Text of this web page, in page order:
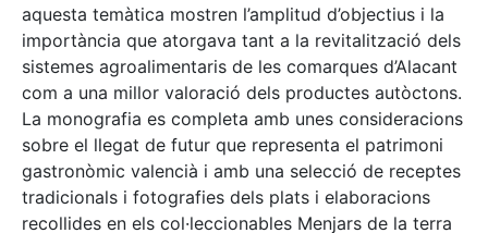
aquesta temàtica mostren l’amplitud d’objectius i la
importància que atorgava tant a la revitalització dels
sistemes agroalimentaris de les comarques d’Alacant
com a una millor valoració dels productes autòctons.
La monografia es completa amb unes consideracions
sobre el llegat de futur que representa el patrimoni
gastronòmic valencià i amb una selecció de receptes
tradicionals i fotografies dels plats i elaboracions
recollides en els col·leccionables Menjars de la terra